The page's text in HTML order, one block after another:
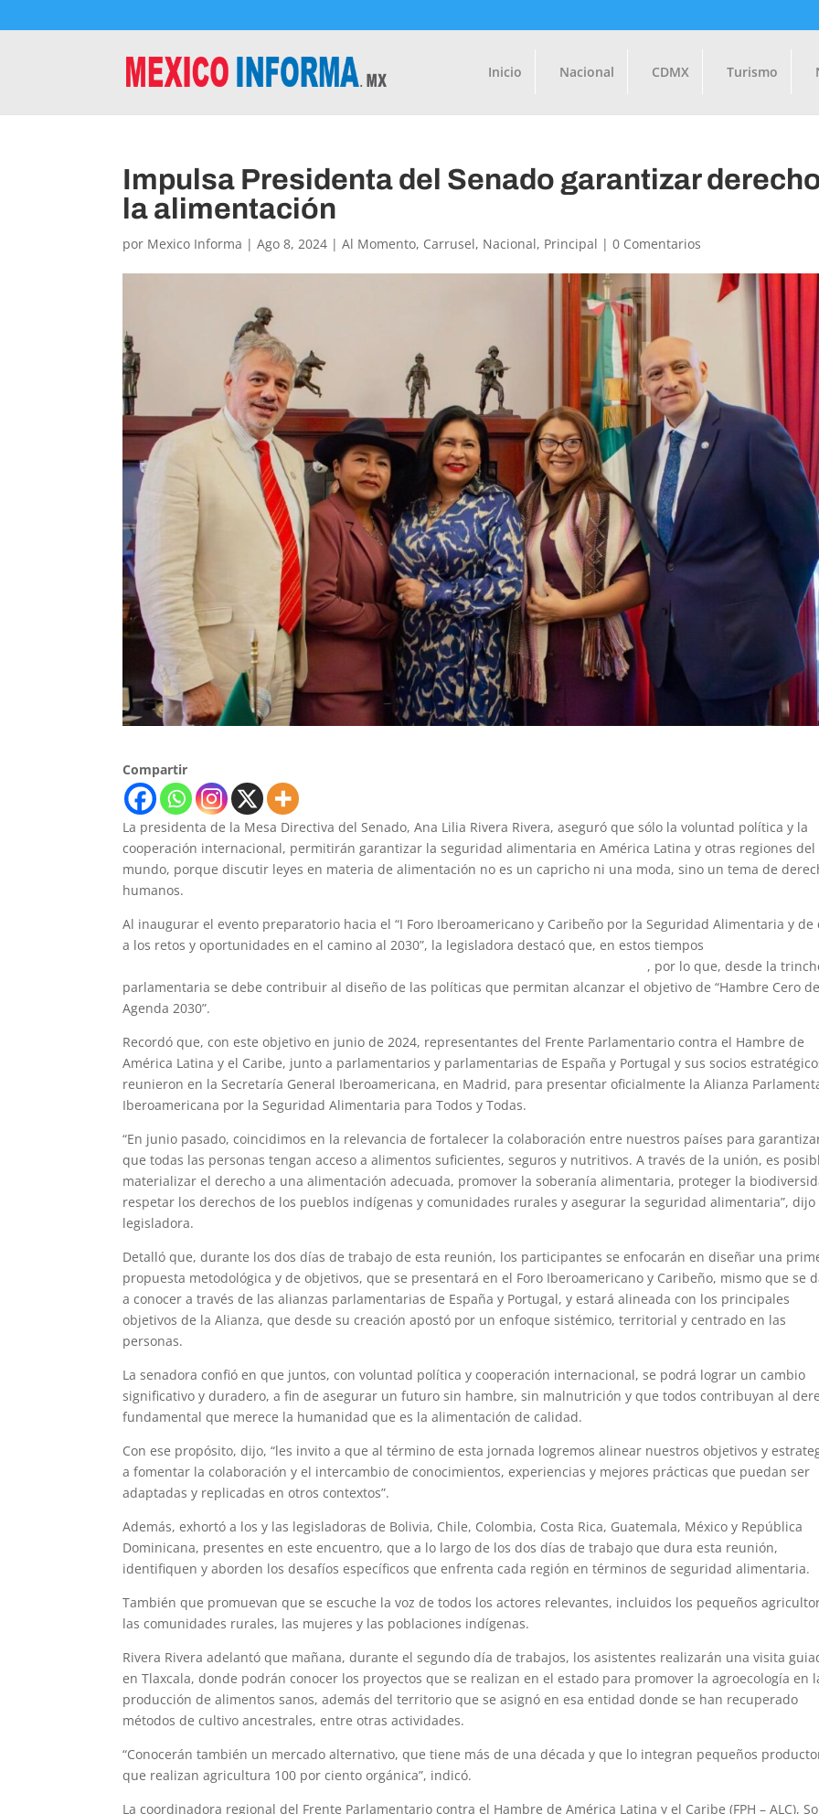
Inicio Nacional CDMX Turismo
Impulsa Presidenta del Senado garantizar
la alimentación
por Mexico Informa |Ago 8, 2024 |Al Momento, Carrusel, Nacional, Principal |0 Comentarios
Compartir
La presidenta de la Mesa Directiva del Senado, Ana Lilia Rivera Rivera, aseguró que sólo la voluntad política y la
cooperación internacional, permitirán garantizar la seguridad alimentaria en América Latina y otras regiones del
mundo, porque discutir leyes en materia de alimentación no es un capricho ni una moda, sino un tema de
humanos.
Al inaugurar el evento preparatorio hacia el “I Foro Iberoamericano y Caribeño por la Seguridad Alimentaria y de
a los retos y oportunidades en el camino al 2030”, la legisladora destacó que, en estos tiempos
, por lo que, desde la
parlamentaria se debe contribuir al diseño de las políticas que permitan alcanzar el objetivo de “Hambre Cero
Agenda 2030”.
Recordó que, con este objetivo en junio de 2024, representantes del Frente Parlamentario contra el Hambre de
América Latina y el Caribe, junto a parlamentarios y parlamentarias de España y Portugal y sus socios
reunieron en la Secretaría General Iberoamericana, en Madrid, para presentar oficialmente la Alianza
Iberoamericana por la Seguridad Alimentaria para Todos y Todas.
“En junio pasado, coincidimos en la relevancia de fortalecer la colaboración entre nuestros países para
que todas las personas tengan acceso a alimentos suficientes, seguros y nutritivos. A través de la unión, es
materializar el derecho a una alimentación adecuada, promover la soberanía alimentaria, proteger la
respetar los derechos de los pueblos indígenas y comunidades rurales y asegurar la seguridad alimentaria”, dijo
legisladora.
Detalló que, durante los dos días de trabajo de esta reunión, los participantes se enfocarán en diseñar una
propuesta metodológica y de objetivos, que se presentará en el Foro Iberoamericano y Caribeño, mismo que se
a conocer a través de las alianzas parlamentarias de España y Portugal, y estará alineada con los principales
objetivos de la Alianza, que desde su creación apostó por un enfoque sistémico, territorial y centrado en las
personas.
La senadora confió en que juntos, con voluntad política y cooperación internacional, se podrá lograr un cambio
significativo y duradero, a fin de asegurar un futuro sin hambre, sin malnutrición y que todos contribuyan al
fundamental que merece la humanidad que es la alimentación de calidad.
Con ese propósito, dijo, “les invito a que al término de esta jornada logremos alinear nuestros objetivos y
a fomentar la colaboración y el intercambio de conocimientos, experiencias y mejores prácticas que puedan ser
adaptadas y replicadas en otros contextos”.
Además, exhortó a los y las legisladoras de Bolivia, Chile, Colombia, Costa Rica, Guatemala, México y República
Dominicana, presentes en este encuentro, que a lo largo de los dos días de trabajo que dura esta reunión,
identifiquen y aborden los desafíos específicos que enfrenta cada región en términos de seguridad alimentaria.
También que promuevan que se escuche la voz de todos los actores relevantes, incluidos los pequeños
las comunidades rurales, las mujeres y las poblaciones indígenas.
Rivera Rivera adelantó que mañana, durante el segundo día de trabajos, los asistentes realizarán una visita
en Tlaxcala, donde podrán conocer los proyectos que se realizan en el estado para promover la agroecología en
producción de alimentos sanos, además del territorio que se asignó en esa entidad donde se han recuperado
métodos de cultivo ancestrales, entre otras actividades.
“Conocerán también un mercado alternativo, que tiene más de una década y que lo integran pequeños
que realizan agricultura 100 por ciento orgánica”, indicó.
La coordinadora regional del Frente Parlamentario contra el Hambre de América Latina y el Caribe (FPH – ALC),